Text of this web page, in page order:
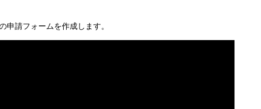
申請フォームを作成します。